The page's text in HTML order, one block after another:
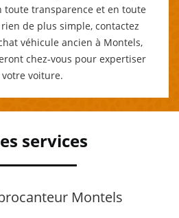
toute transparence et en toute
de plus simple, contactez
véhicule ancien à Montels,
chez-vous pour expertiser
voiture.
services
Montels